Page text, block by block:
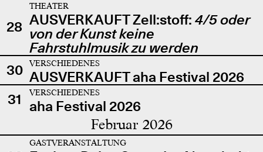
28
THEATER
AUSVERKAUFT Zell:stoff: 4/5 oder
von der Kunst keine
Fahrstuhlmusik zu werden
30
VERSCHIEDENES
AUSVERKAUFT aha Festival 2026
31
VERSCHIEDENES
aha Festival 2026
Februar 2026
GASTVERANSTALTUNG